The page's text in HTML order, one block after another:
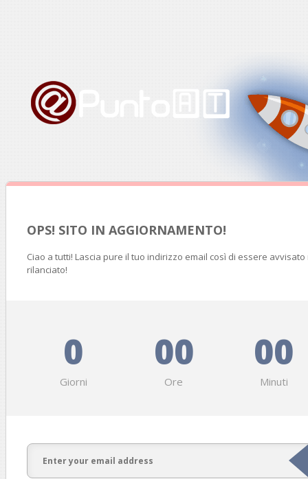
OPS! SITO IN AGGIORNAMENTO!
Ciao a tutti! Lascia pure il tuo indirizzo email così di essere
rilanciato!
0
Giorni
00
Ore
00
Minuti